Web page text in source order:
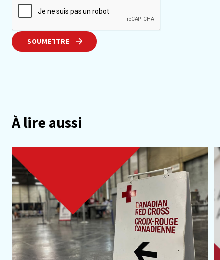
SOUMETTRE
À lire aussi